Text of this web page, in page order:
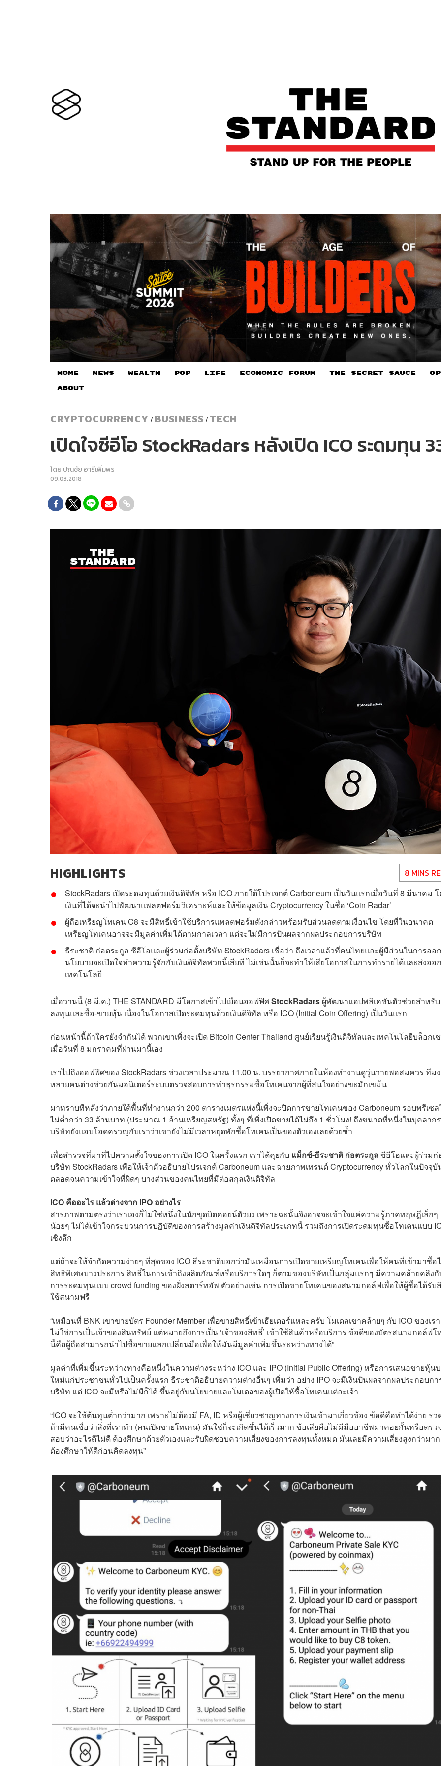
HOME NEWS WEALTH POP LIFE ECONOMIC FORUM THE SECRET SAUCE​
ABOUT
CRYPTOCURRENCY / BUSINESS / TECH
เปิดใจซีอีโอ StockRadars หลังเปิด ICO ระดมทุน
โดย ปณชัย อารีเพิ่มพร
09.03.2018
HIGHLIGHTS 8 MINS
StockRadars เปิดระดมทุนด้วยเงินดิจิทัล หรือ ICO ภายใต้โปรเจกต์ Carboneum เป็นวันแรกเมื่อวันที่ 8 มีนาคม
เงินที่ได้จะนำไปพัฒนาแพลตฟอร์มวิเคราะห์และให้ข้อมูลเงิน Cryptocurrency ในชื่อ ‘Coin Radar’
ผู้ถือเหรียญโทเคน C8 จะมีสิทธิ์เข้าใช้บริการแพลตฟอร์มดังกล่าวพร้อมรับส่วนลดตามเงื่อนไข โดยที่ในอนาคต
เหรียญโทเคนอาจจะมีมูลค่าเพิ่มได้ตามกาลเวลา แต่จะไม่มีการปันผลจากผลประกอบการบริษัท
ธีระชาติ ก่อตระกูล ซีอีโอและผู้ร่วมก่อตั้งบริษัท StockRadars เชื่อว่า ถึงเวลาแล้วที่คนไทยและผู้มีส่วนในการออก
นโยบายจะเปิดใจทำความรู้จักกับเงินดิจิทัลพวกนี้เสียที ไม่เช่นนั้นก็จะทำให้เสียโอกาสในการทำรายได้และส่งออก
เทคโนโลยี
เมื่อวานนี้ (8 มี.ค.) THE STANDARD มีโอกาสเข้าไปเยือนออฟฟิศStockRadars ผู้พัฒนาแอปพลิเคชันตัวช่วยสำหรั
ลงทุนและซื้อ-ขายหุ้น เนื่องในโอกาสเปิดระดมทุนด้วยเงินดิจิทัล หรือ ICO (Initial Coin Offering) เป็นวันแรก
ก่อนหน้านี้ถ้าใครยังจำกันได้ พวกเขาเพิ่งจะเปิด Bitcoin Center Thailand ศูนย์เรียนรู้เงินดิจิทัลและเทคโนโลยีบล็อกเ
เมื่อวันที่ 8 มกราคมที่ผ่านมานี้เอง
เราไปถึงออฟฟิศของ StockRadars ช่วงเวลาประมาณ 11.00 น. บรรยากาศภายในห้องทำงานดูวุ่นวายพอสมควร ทีม
หลายคนต่างช่วยกันมอนิเตอร์ระบบตรวจสอบการทำธุรกรรมซื้อโทเคนจากผู้ที่สนใจอย่างขะมักเขม้น
มาทราบทีหลังว่าภายใต้พื้นที่ทำงานกว่า 200 ตารางเมตรแห่งนี้เพิ่งจะปิดการขายโทเคนของ Carboneum รอบพรีเซล
ไม่ต่ำกว่า 33 ล้านบาท (ประมาณ 1 ล้านเหรียญสหรัฐ) ทั้งๆ ที่เพิ่งเปิดขายได้ไม่ถึง 1 ชั่วโมง! ถึงขนาดที่หนึ่งในบุคลาก
บริษัทยังแอบโอดครวญกับเราว่าเขายังไม่มีเวลาหยุดพักซื้อโทเคนเป็นของตัวเองเลยด้วยซ้ำ
เพื่อสำรวจที่มาที่ไปความตั้งใจของการเปิด ICO ในครั้งแรก เราได้คุยกับ แม็กซ์-ธีระชาติ ก่อตระกูลซีอีโอและผู้ร่วมก่
บริษัท StockRadars เพื่อให้เจ้าตัวอธิบายโปรเจกต์ Carboneum และฉายภาพเทรนด์ Cryptocurrency ทั่วโลกในปัจจุบั
ตลอดจนความเข้าใจที่ผิดๆ บางส่วนของคนไทยที่มีต่อสกุลเงินดิจิทัล
ICO คืออะไร แล้วต่างจาก IPO อย่างไร
สารภาพตามตรงว่าเราเองก็ไม่ใช่หนึ่งในนักขุดบิตคอยน์ตัวยง เพราะฉะนั้นจึงอาจจะเข้าใจแค่ความรู้ภาคทฤษฎีเล็กๆ
น้อยๆ ไม่ได้เข้าใจกระบวนการปฏิบัติของการสร้างมูลค่าเงินดิจิทัลประเภทนี้ รวมถึงการเปิดระดมทุนซื้อโทเคนแบบ
เชิงลึก
แต่ถ้าจะให้จำกัดความง่ายๆ ที่สุดของ ICO ธีระชาติบอกว่ามันเหมือนการเปิดขายเหรียญโทเคนเพื่อให้คนที่เข้ามาซื้อ
สิทธิพิเศษบางประการ สิทธิ์ในการเข้าถึงผลิตภัณฑ์หรือบริการใดๆ ก็ตามของบริษัทเป็นกลุ่มแรกๆ มีความคล้ายคลึง
การระดมทุนแบบ crowd funding ของฝั่งสตาร์ทอัพ ตัวอย่างเช่น การเปิดขายโทเคนของสนามกอล์ฟเพื่อให้ผู้ซื้อได้รับ
ใช้สนามฟรี
“เหมือนที่ BNK เขาขายบัตร Founder Member เพื่อขายสิทธิ์เข้าเธียเตอร์แหละครับ โมเดลเขาคล้ายๆ กับ ICO ของเรา
ไม่ใช่การเป็นเจ้าของสินทรัพย์ แต่หมายถึงการเป็น ‘เจ้าของสิทธิ์’ เข้าใช้สินค้าหรือบริการ ข้อดีของบัตรสนามกอล์ฟโ
นี้คือผู้ถือสามารถนำไปซื้อขายแลกเปลี่ยนมือเพื่อให้มันมีมูลค่าเพิ่มขึ้นระหว่างทางได้”
มูลค่าที่เพิ่มขึ้นระหว่างทางคือหนึ่งในความต่างระหว่าง ICO และ IPO (Initial Public Offering) หรือการเสนอขายหุ้น
ใหม่แก่ประชาชนทั่วไปเป็นครั้งแรก ธีระชาติอธิบายความต่างอื่นๆ เพิ่มว่า อย่าง IPO จะมีเงินปันผลจากผลประกอบกา
บริษัท แต่ ICO จะมีหรือไม่มีก็ได้ ขึ้นอยู่กับนโยบายและโมเดลของผู้เปิดให้ซื้อโทเคนแต่ละเจ้า
“ICO จะใช้ต้นทุนต่ำกว่ามาก เพราะไม่ต้องมี FA, ID หรือผู้เชี่ยวชาญทางการเงินเข้ามาเกี่ยวข้อง ข้อดีคือทำได้ง่าย รว
ถ้ามีคนเชื่อว่าสิ่งที่เราทำ (คนเปิดขายโทเคน) มันใช่ก็จะเกิดขึ้นได้เร็วมาก ข้อเสียคือไม่มีมืออาชีพมาคอยกั้นหรือตรว
สอบว่าอะไรดีไม่ดี ต้องศึกษาด้วยตัวเองและรับผิดชอบความเสี่ยงของการลงทุนทั้งหมด มันเลยมีความเสี่ยงสูงกว่ามา
ต้องศึกษาให้ดีก่อนคิดลงทุน”